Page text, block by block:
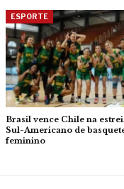
ESPORTE
Brasil vence Chile na
Sul-Americano de
feminino